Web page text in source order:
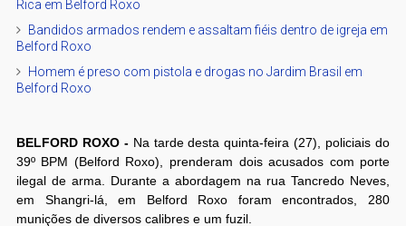
Rica em Belford Roxo
Bandidos armados rendem e assaltam fiéis dentro de igreja em
Belford Roxo
Homem é preso com pistola e drogas no Jardim Brasil em
Belford Roxo
BELFORD ROXO - Na tarde desta quinta-feira (27), policiais do
39º BPM (Belford Roxo), prenderam dois acusados com porte
ilegal de arma. Durante a abordagem na rua Tancredo Neves,
em Shangri-lá, em Belford Roxo foram encontrados, 280
munições de diversos calibres e um fuzil.